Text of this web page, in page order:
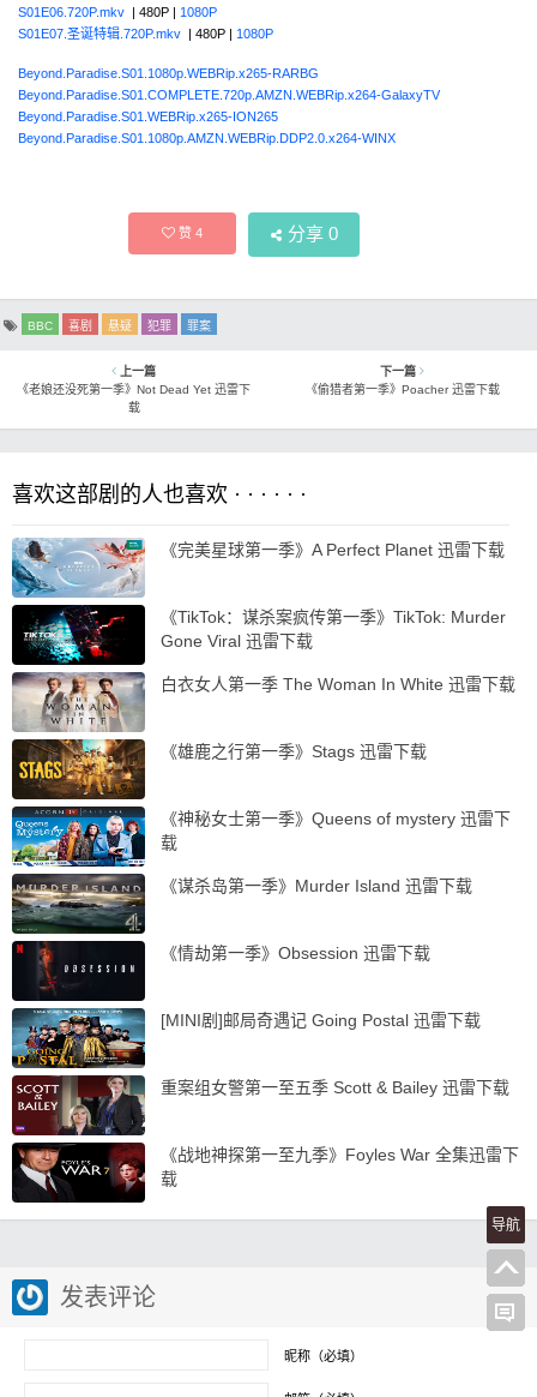
S01E06.720P.mkv | 480P | 1080P
S01E07.圣诞特辑.720P.mkv | 480P | 1080P
Beyond.Paradise.S01.1080p.WEBRip.x265-RARBG
Beyond.Paradise.S01.COMPLETE.720p.AMZN.WEBRip.x264-GalaxyTV
Beyond.Paradise.S01.WEBRip.x265-ION265
Beyond.Paradise.S01.1080p.AMZN.WEBRip.DDP2.0.x264-WINX
赞4 分享 0
BBC 喜剧 悬疑 犯罪 罪案
上一篇
《老娘还没死第一季》Not Dead Yet 迅雷下
载
下一篇
《偷猎者第一季》Poacher 迅雷下载
喜欢这部剧的人也喜欢 · · · · · ·
《完美星球第一季》A Perfect Planet 迅雷下载
《TikTok：谋杀案疯传第一季》TikTok: Murder
Gone Viral 迅雷下载
白衣女人第一季 The Woman In White 迅雷下载
《雄鹿之行第一季》Stags 迅雷下载
《神秘女士第一季》Queens of mystery 迅雷下
载
《谋杀岛第一季》Murder Island 迅雷下载
《情劫第一季》Obsession 迅雷下载
[MINI剧]邮局奇遇记 Going Postal 迅雷下载
重案组女警第一至五季 Scott & Bailey 迅雷下载
《战地神探第一至九季》Foyles War 全集迅雷下
载
发表评论
昵称（必填）
导航